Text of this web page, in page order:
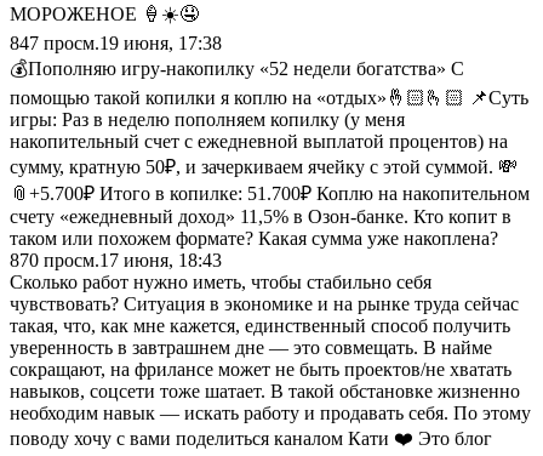
МОРОЖЕНОЕ 🍦☀️🤤
847 просм.19 июня, 17:38
💰Пополняю игру-накопилку «52 недели богатства» С
помощью такой копилки я коплю на «отдых»🤞🏻🫰🏻 📌Суть
игры: Раз в неделю пополняем копилку (у меня
накопительный счет с ежедневной выплатой процентов) на
сумму, кратную 50₽, и зачеркиваем ячейку с этой суммой. 💸
📎+5.700₽ Итого в копилке: 51.700₽ Коплю на накопительном
счету «ежедневный доход» 11,5% в Озон-банке. Кто копит в
таком или похожем формате? Какая сумма уже накоплена?
870 просм.17 июня, 18:43
Сколько работ нужно иметь, чтобы стабильно себя
чувствовать? Ситуация в экономике и на рынке труда сейчас
такая, что, как мне кажется, единственный способ получить
уверенность в завтрашнем дне — это совмещать. В найме
сокращают, на фрилансе может не быть проектов/не хватать
навыков, соцсети тоже шатает. В такой обстановке жизненно
необходим навык — искать работу и продавать себя. По этому
поводу хочу с вами поделиться каналом Кати ❤️ Это блог